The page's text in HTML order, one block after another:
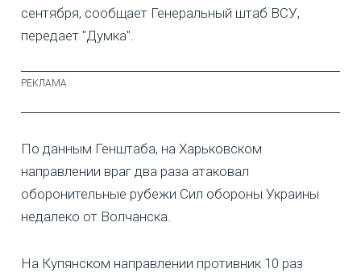
сентября, сообщает Генеральный штаб ВСУ,
передает "Думка".
По данным Генштаба, на Харьковском
направлении враг два раза атаковал
оборонительные рубежи Сил обороны Украины
недалеко от Волчанска.
На Купянском направлении противник 10 раз